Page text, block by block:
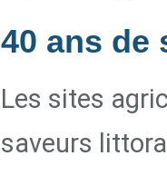
40 ans de
Les sites
saveurs